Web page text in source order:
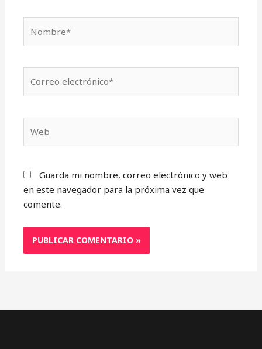
electrónico*
Guarda mi nombre, correo electrónico y web
en este navegador para la próxima vez que
comente.